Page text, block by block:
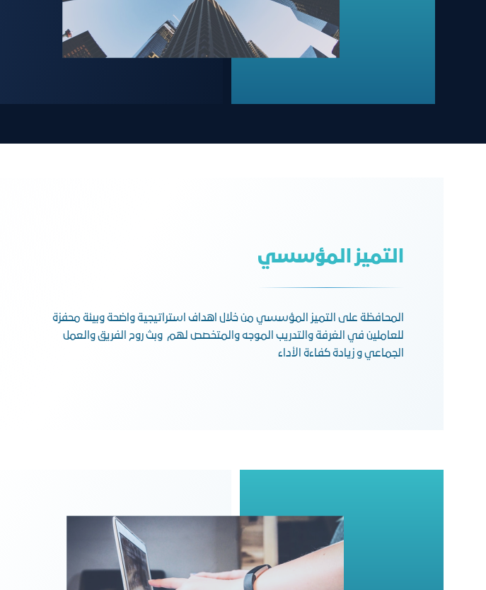
اﻟﺘﻤﻴﺰ اﻟﻤﺆﺳﺴﻲ
المحافظة على التميز المؤسسي من خلال اهداف استراتيجية واضحة وبيئة محفزة
للعاملين في الغرفة والتدريب الموجه والمتخصص لهم وبث روح الفريق والعمل
الجماعي و زيادة كفاءة الأداء